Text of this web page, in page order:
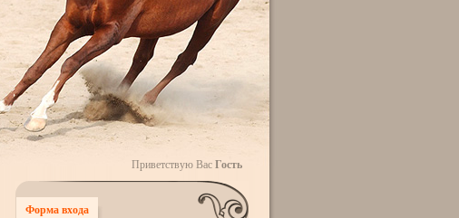
Приветствую Вас Гость
Форма входа